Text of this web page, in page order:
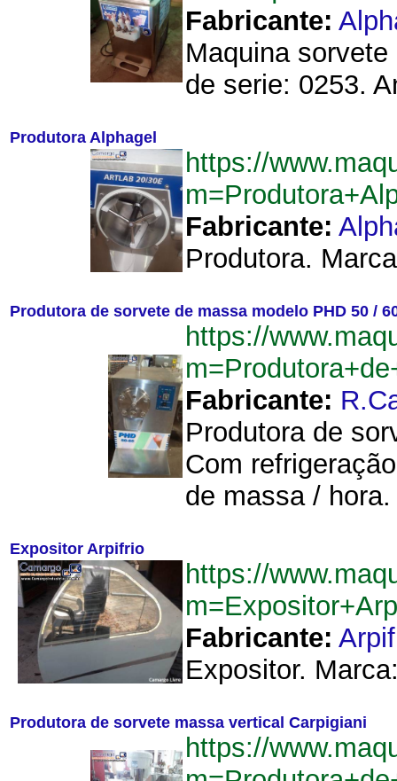
Fabricante:
Maquina
de serie: 0253.
Produtora Alphagel
https://
Fabricante:
Produtora.
Produtora de sorvete de massa modelo PHD 50 /
https://
Fabricante:
Produtora de
Com
de massa /
Expositor Arpifrio
https://
Fabricante:
Expositor.
Produtora de sorvete massa vertical Carpigiani
https://